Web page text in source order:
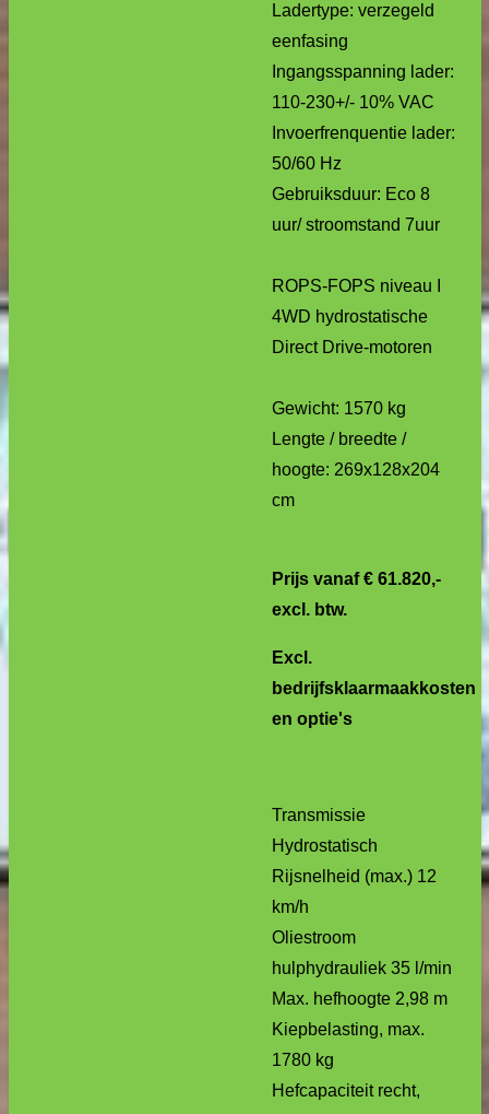
Ladertype: verzegeld
eenfasing
Ingangsspanning lader:
110-230+/- 10% VAC
Invoerfrenquentie lader:
50/60 Hz
Gebruiksduur: Eco 8
uur/ stroomstand 7uur
ROPS-FOPS niveau I
4WD hydrostatische
Direct Drive-motoren
Gewicht: 1570 kg
Lengte / breedte /
hoogte: 269x128x204
cm
Prijs vanaf € 61.820,-
excl. btw.
Excl.
bedrijfsklaarmaakkosten
en optie's
Transmissie
Hydrostatisch
Rijsnelheid (max.) 12
km/h
Oliestroom
hulphydrauliek 35 l/min
Max. hefhoogte 2,98 m
Kiepbelasting, max.
1780 kg
Hefcapaciteit recht,